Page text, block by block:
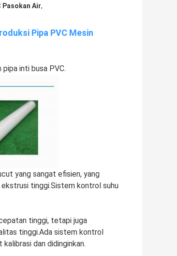
Pasokan Air,
Pipa PVC Mesin
pipa inti busa PVC.
yang sangat efisien, yang
tinggi.Sistem kontrol suhu
tinggi, tetapi juga
tinggi.Ada sistem kontrol
dan didinginkan.